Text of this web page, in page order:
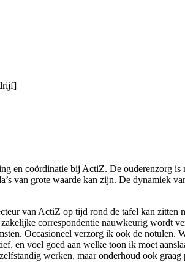
en coördinatie bij ActiZ. De ouderenzorg
van grote waarde kan zijn. De dynamiek
van ActiZ op tijd rond de tafel kan zitten
correspondentie nauwkeurig wordt
Occasioneel verzorg ik ook de
en voel goed aan welke toon ik moet
werken, maar onderhoud ook